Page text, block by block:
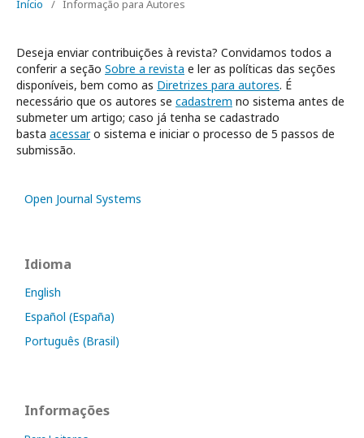
Início / Informação para Autores
Deseja enviar contribuições à revista? Convidamos todos a
conferir a seção Sobre a revista e ler as políticas das seções
disponíveis, bem como as Diretrizes para autores. É
necessário que os autores se cadastrem no sistema antes de
submeter um artigo; caso já tenha se cadastrado
basta acessaro sistema e iniciar o processo de 5 passos de
submissão.
Open Journal Systems
Idioma
English
Español (España)
Português (Brasil)
Informações